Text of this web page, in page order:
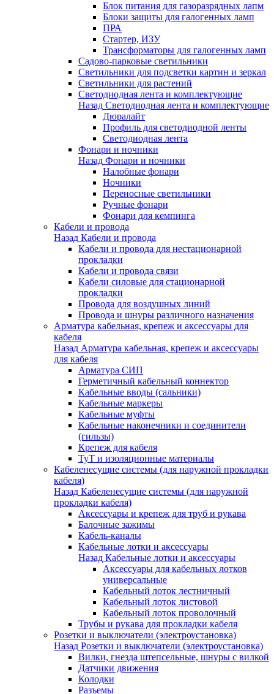
Блок питания для газоразрядных лапм
Блоки защиты для галогенных ламп
ПРА
Стартер, ИЗУ
Трансформаторы для галогенных ламп
Садово-парковые светильники
Светильники для подсветки картин и зеркал
Светильники для растений
Светодиодная лента и комплектующие
Назад Светодиодная лента и комплектующие
Дюралайт
Профиль для светодиодной ленты
Светодиодная лента
Фонари и ночники
Назад Фонари и ночники
Налобные фонари
Ночники
Переносные светильники
Ручные фонари
Фонари для кемпинга
Кабели и провода
Назад Кабели и провода
Кабели и провода для нестационарной
прокладки
Кабели и провода связи
Кабели силовые для стационарной
прокладки
Провода для воздушных линий
Провода и шнуры различного назначения
Арматура кабельная, крепеж и аксессуары для
кабеля
Назад Арматура кабельная, крепеж и аксессуары
для кабеля
Арматура СИП
Герметичный кабельный коннектор
Кабельные вводы (сальники)
Кабельные маркеры
Кабельные муфты
Кабельные наконечники и соединители
(гильзы)
Крепеж для кабеля
ТуТ и изоляционные материалы
Кабеленесущие системы (для наружной прокладки
кабеля)
Назад Кабеленесущие системы (для наружной
прокладки кабеля)
Аксессуары и крепеж для труб и рукава
Балочные зажимы
Кабель-каналы
Кабельные лотки и аксессуары
Назад Кабельные лотки и аксессуары
Аксессуары для кабельных лотков
универсальные
Кабельный лоток лестничный
Кабельный лоток листовой
Кабельный лоток проволочный
Трубы и рукава для прокладки кабеля
Розетки и выключатели (электроустановка)
Назад Розетки и выключатели (электроустановка)
Вилки, гнезда штепсельные, шнуры с вилкой
Датчики движения
Колодки
Разъемы